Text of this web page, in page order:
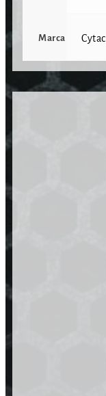
Marca Cytac